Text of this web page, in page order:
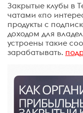
Закрытые клубы в
чатами «по
продукты с
доходом для
устроены такие
зарабатывать.